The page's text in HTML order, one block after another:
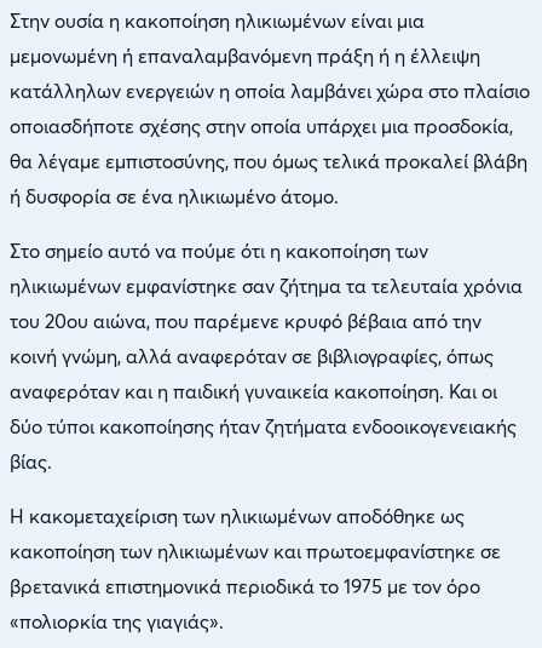
Στην ουσία η κακοποίηση ηλικιωμένων είναι μια
μεμονωμένη ή επαναλαμβανόμενη πράξη ή η έλλειψη
κατάλληλων ενεργειών η οποία λαμβάνει χώρα στο πλαίσιο
οποιασδήποτε σχέσης στην οποία υπάρχει μια προσδοκία,
θα λέγαμε εμπιστοσύνης, που όμως τελικά προκαλεί βλάβη
ή δυσφορία σε ένα ηλικιωμένο άτομο.
Στο σημείο αυτό να πούμε ότι η κακοποίηση των
ηλικιωμένων εμφανίστηκε σαν ζήτημα τα τελευταία χρόνια
του 20ου αιώνα, που παρέμενε κρυφό βέβαια από την
κοινή γνώμη, αλλά αναφερόταν σε βιβλιογραφίες, όπως
αναφερόταν και η παιδική γυναικεία κακοποίηση. Και οι
δύο τύποι κακοποίησης ήταν ζητήματα ενδοοικογενειακής
βίας.
Η κακομεταχείριση των ηλικιωμένων αποδόθηκε ως
κακοποίηση των ηλικιωμένων και πρωτοεμφανίστηκε σε
βρετανικά επιστημονικά περιοδικά το 1975 με τον όρο
«πολιορκία της γιαγιάς».